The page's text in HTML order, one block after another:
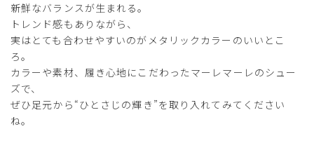
新鮮なバランスが生まれる。
トレンド感もありながら、
実はとても合わせやすいのがメタリックカラーのいいとこ
ろ。
カラーや素材、履き心地にこだわったマーレマーレのシュー
ズで、
ぜひ足元から“ひとさじの輝き”を取り入れてみてください
ね。